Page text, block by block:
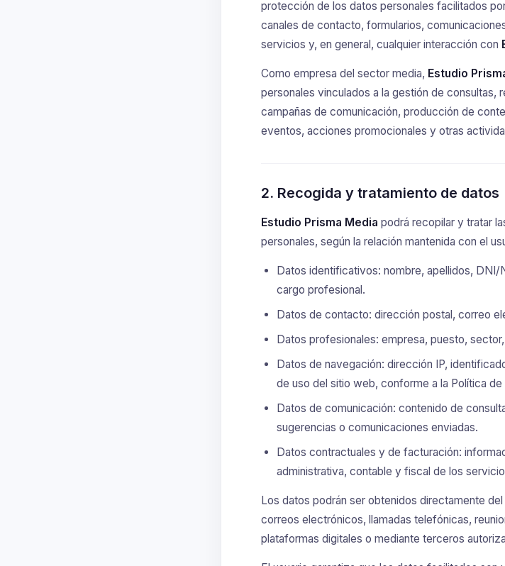
protección de los datos personales facilitados
canales de contacto, formularios,
servicios y, en general, cualquier interacción con
Como empresa del sector media, Estudio
personales vinculados a la gestión de consultas,
campañas de comunicación, producción de
eventos, acciones promocionales y otras
2. Recogida y tratamiento de datos
Estudio Prisma Media podrá recopilar y tratar
personales, según la relación mantenida con el
Datos identificativos: nombre, apellidos, DNI/
cargo profesional.
Datos de contacto: dirección postal, correo
Datos profesionales: empresa, puesto,
Datos de navegación: dirección IP,
de uso del sitio web, conforme a la Política
Datos de comunicación: contenido de
sugerencias o comunicaciones enviadas.
Datos contractuales y de facturación:
administrativa, contable y fiscal de los
Los datos podrán ser obtenidos directamente
correos electrónicos, llamadas telefónicas,
plataformas digitales o mediante terceros